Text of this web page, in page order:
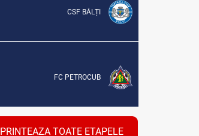
CSF BĂLȚI
FC PETROCUB
PRINTEAZA TOATE ETAPELE